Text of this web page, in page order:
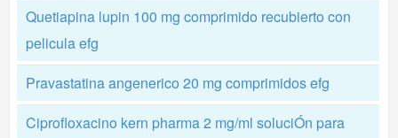
Quetiapina lupin 100 mg comprimido recubierto con
pelicula efg
Pravastatina angenerico 20 mg comprimidos efg
Ciprofloxacino kern pharma 2 mg/ml soluciÓn para